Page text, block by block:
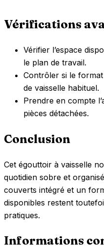
Vérifications
Vérifier l’espace
le plan de travail.
Contrôler si le
de vaisselle habituel.
Prendre en compte
pièces détachées.
Conclusion
Cet égouttoir à vaisselle
quotidien sobre et
couverts intégré et un
disponibles restent
pratiques.
Informations